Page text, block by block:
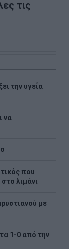
τις
την υγεία
να
που
λιμάνι
με
1-0 από την